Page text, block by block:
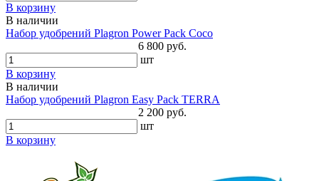
В корзину
В наличии
Набор удобрений Plagron Power Pack Coco
6 800 руб.
шт
В корзину
В наличии
Набор удобрений Plagron Easy Pack TERRA
2 200 руб.
шт
В корзину